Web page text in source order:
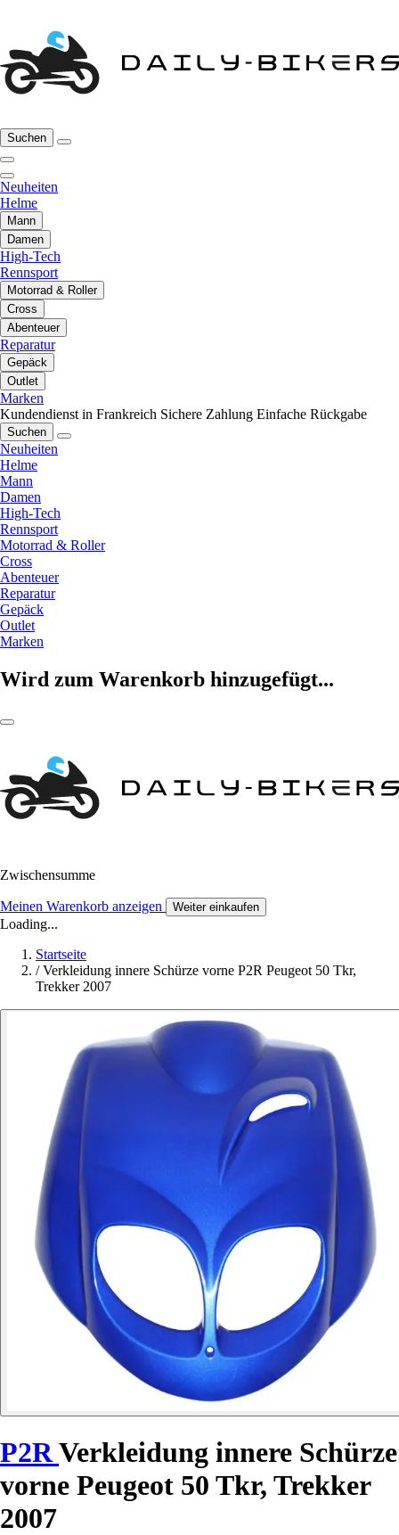
Suchen
Neuheiten
Helme
Mann
Damen
High-Tech
Rennsport
Motorrad & Roller
Cross
Abenteuer
Reparatur
Gepäck
Outlet
Marken
Kundendienst in Frankreich Sichere Zahlung Einfache Rückgabe
Suchen
Neuheiten
Helme
Mann
Damen
High-Tech
Rennsport
Motorrad & Roller
Cross
Abenteuer
Reparatur
Gepäck
Outlet
Marken
Wird zum Warenkorb hinzugefügt...
Zwischensumme
Meinen Warenkorb anzeigen Weiter einkaufen
Loading...
Startseite
/ Verkleidung innere Schürze vorne P2R Peugeot 50 Tkr,
Trekker 2007
P2RVerkleidung innere Schürze
vorne Peugeot 50 Tkr, Trekker
2007